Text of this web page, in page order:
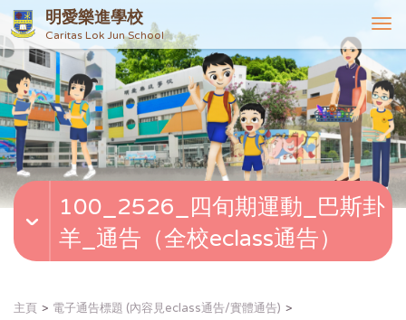
明愛樂進學校
Caritas Lok Jun School
T
o
g
g
l
e
n
v
i
100_2526_四旬期運動_巴斯卦
羊_通告（全校eclass通告）
主頁
電子通告標題 (內容見eclass通告/實體通告)